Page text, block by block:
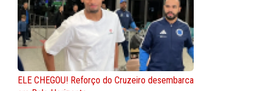
ELE CHEGOU! Reforço do Cruzeiro desembarca